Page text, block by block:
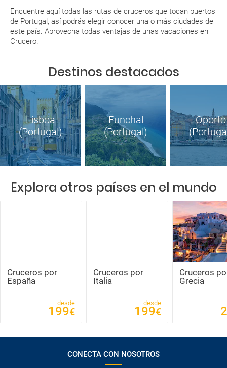
Encuentre aquí todas las rutas de cruceros que tocan puertos
de Portugal, así podrás elegir conocer una o más ciudades de
este país. Aprovecha todas ventajas de unas vacaciones en
Crucero.
Destinos destacados
Lisboa
(Portugal)
Funchal
(Portugal)
Oporto
Explora otros países en el mundo
199
Cruceros por
Grecia
283
CONECTA CON NOSOTROS